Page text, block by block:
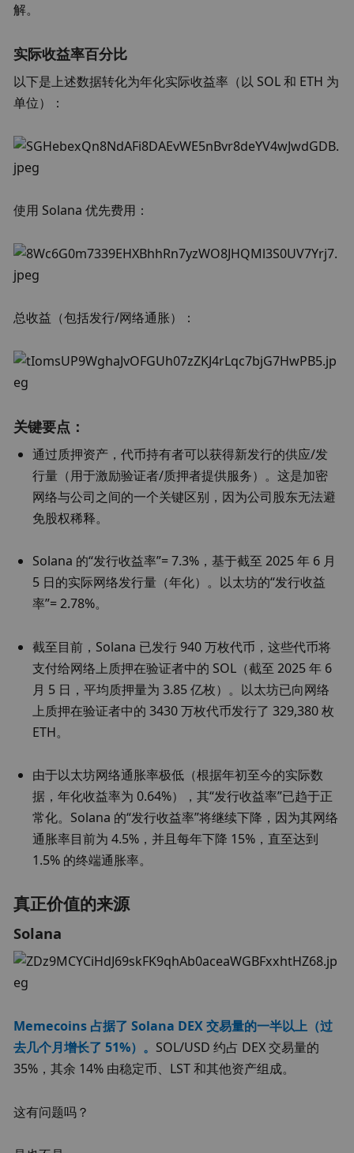
解。
实际收益率百分比
以下是上述数据转化为年化实际收益率（以 SOL 和 ETH 为
单位）：
使用 Solana 优先费用：
总收益（包括发行/网络通胀）：
关键要点：
通过质押资产，代币持有者可以获得新发行的供应/发
行量（用于激励验证者/质押者提供服务）。这是加密
网络与公司之间的一个关键区别，因为公司股东无法避
免股权稀释。
Solana 的“发行收益率”= 7.3%，基于截至 2025 年 6 月
5 日的实际网络发行量（年化）。以太坊的“发行收益
率”= 2.78%。
截至目前，Solana 已发行 940 万枚代币，这些代币将
支付给网络上质押在验证者中的 SOL（截至 2025 年 6
月 5 日，平均质押量为 3.85 亿枚）。以太坊已向网络
上质押在验证者中的 3430 万枚代币发行了 329,380 枚
ETH。
由于以太坊网络通胀率极低（根据年初至今的实际数
据，年化收益率为 0.64%），其“发行收益率”已趋于正
常化。Solana 的“发行收益率”将继续下降，因为其网络
通胀率目前为 4.5%，并且每年下降 15%，直至达到
1.5% 的终端通胀率。
真正价值的来源
Solana
Memecoins 占据了 Solana DEX 交易量的一半以上（过
去几个月增长了 51%）。 SOL/USD 约占 DEX 交易量的
35%，其余 14% 由稳定币、LST 和其他资产组成。
这有问题吗？